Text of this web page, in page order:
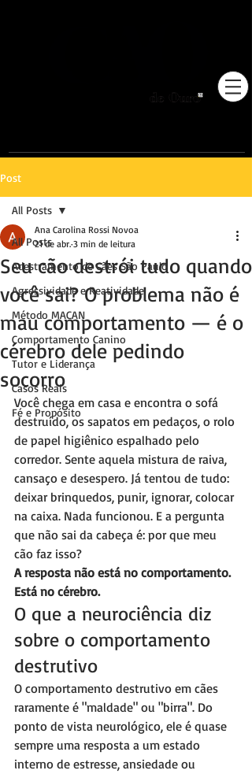
Post
All Posts
Adestramento de Cães São Paulo
Agressividade e Reatividade
Método MACAN
Comportamento Canino
Tutor e Liderança
Casos Reais
Fé e Propósito
All Posts
Seu cão destrói tudo quando
você sai? O problema não é
mau comportamento — é o
cérebro dele pedindo
socorro
Ana Carolina Rossi Novoa
21 de abr. 3 min de leitura
Você chega em casa e encontra o sofá
destruído, os sapatos em pedaços, o rolo
de papel higiênico espalhado pelo
corredor. Sente aquela mistura de raiva,
cansaço e desespero. Já tentou de tudo:
deixar brinquedos, punir, ignorar, colocar
na caixa. Nada funcionou. E a pergunta
que não sai da cabeça é: por que meu
cão faz isso?
A resposta não está no comportamento.
Está no cérebro.
O que a neurociência diz
sobre o comportamento
destrutivo
O comportamento destrutivo em cães
raramente é "maldade" ou "birra". Do
ponto de vista neurológico, ele é quase
sempre uma resposta a um estado
interno de estresse, ansiedade ou